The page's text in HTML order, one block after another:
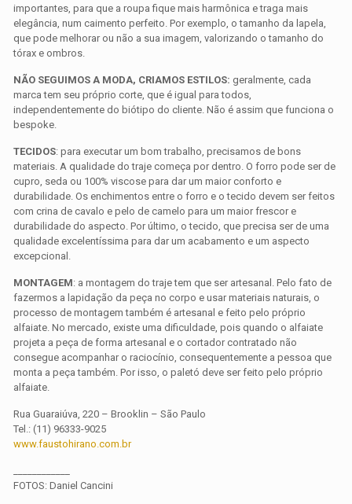
importantes, para que a roupa fique mais harmônica e traga mais
elegância, num caimento perfeito. Por exemplo, o tamanho da lapela,
que pode melhorar ou não a sua imagem, valorizando o tamanho do
tórax e ombros.
NÃO SEGUIMOS A MODA, CRIAMOS ESTILOS: geralmente, cada
marca tem seu próprio corte, que é igual para todos,
independentemente do biótipo do cliente. Não é assim que funciona o
bespoke.
TECIDOS: para executar um bom trabalho, precisamos de bons
materiais. A qualidade do traje começa por dentro. O forro pode ser de
cupro, seda ou 100% viscose para dar um maior conforto e
durabilidade. Os enchimentos entre o forro e o tecido devem ser feitos
com crina de cavalo e pelo de camelo para um maior frescor e
durabilidade do aspecto. Por último, o tecido, que precisa ser de uma
qualidade excelentíssima para dar um acabamento e um aspecto
excepcional.
MONTAGEM: a montagem do traje tem que ser artesanal. Pelo fato de
fazermos a lapidação da peça no corpo e usar materiais naturais, o
processo de montagem também é artesanal e feito pelo próprio
alfaiate. No mercado, existe uma dificuldade, pois quando o alfaiate
projeta a peça de forma artesanal e o cortador contratado não
consegue acompanhar o raciocínio, consequentemente a pessoa que
monta a peça também. Por isso, o paletó deve ser feito pelo próprio
alfaiate.
Rua Guaraiúva, 220 – Brooklin – São Paulo
Tel.: (11) 96333-9025
www.faustohirano.com.br
FOTOS: Daniel Cancini